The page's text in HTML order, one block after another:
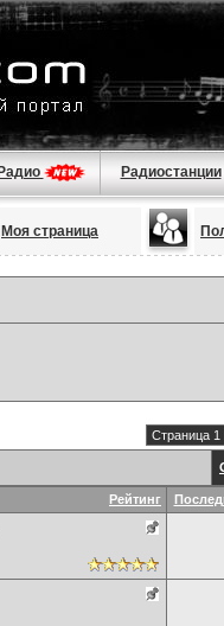
Радиостанции
Моя страница
Страница 1
Рейтинг